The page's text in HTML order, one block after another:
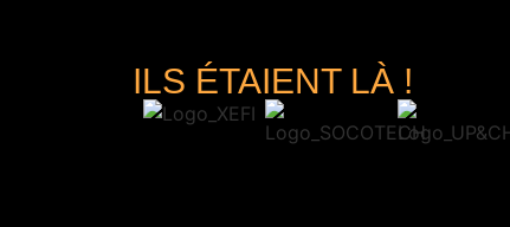
ILS ÉTAIENT LÀ !